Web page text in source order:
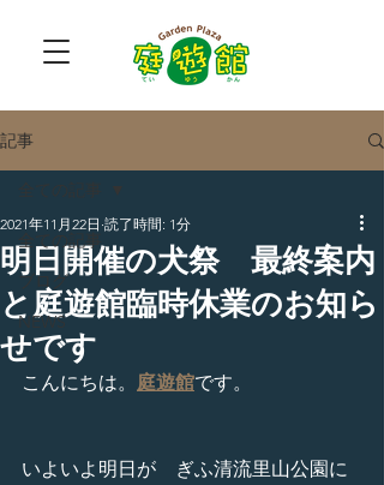
記事
全ての記事
ブログ
NEWS
明日開催の犬祭 最終案内
と庭遊館臨時休業のお知ら
せです
2021年11月22日 読了時間: 1分
こんにちは。 庭遊館です。
いよいよ明日が　ぎふ清流里山公園に